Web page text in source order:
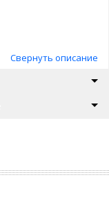
Свернуть описание